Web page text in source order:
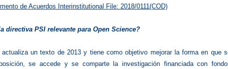
de Acuerdos Interinstitutional File: 2018/0111(COD)
directiva PSI relevante para Open Science?
actualiza un texto de 2013 y tiene como objetivo mejorar la forma en que
se accede y se comparte la investigación financiada con